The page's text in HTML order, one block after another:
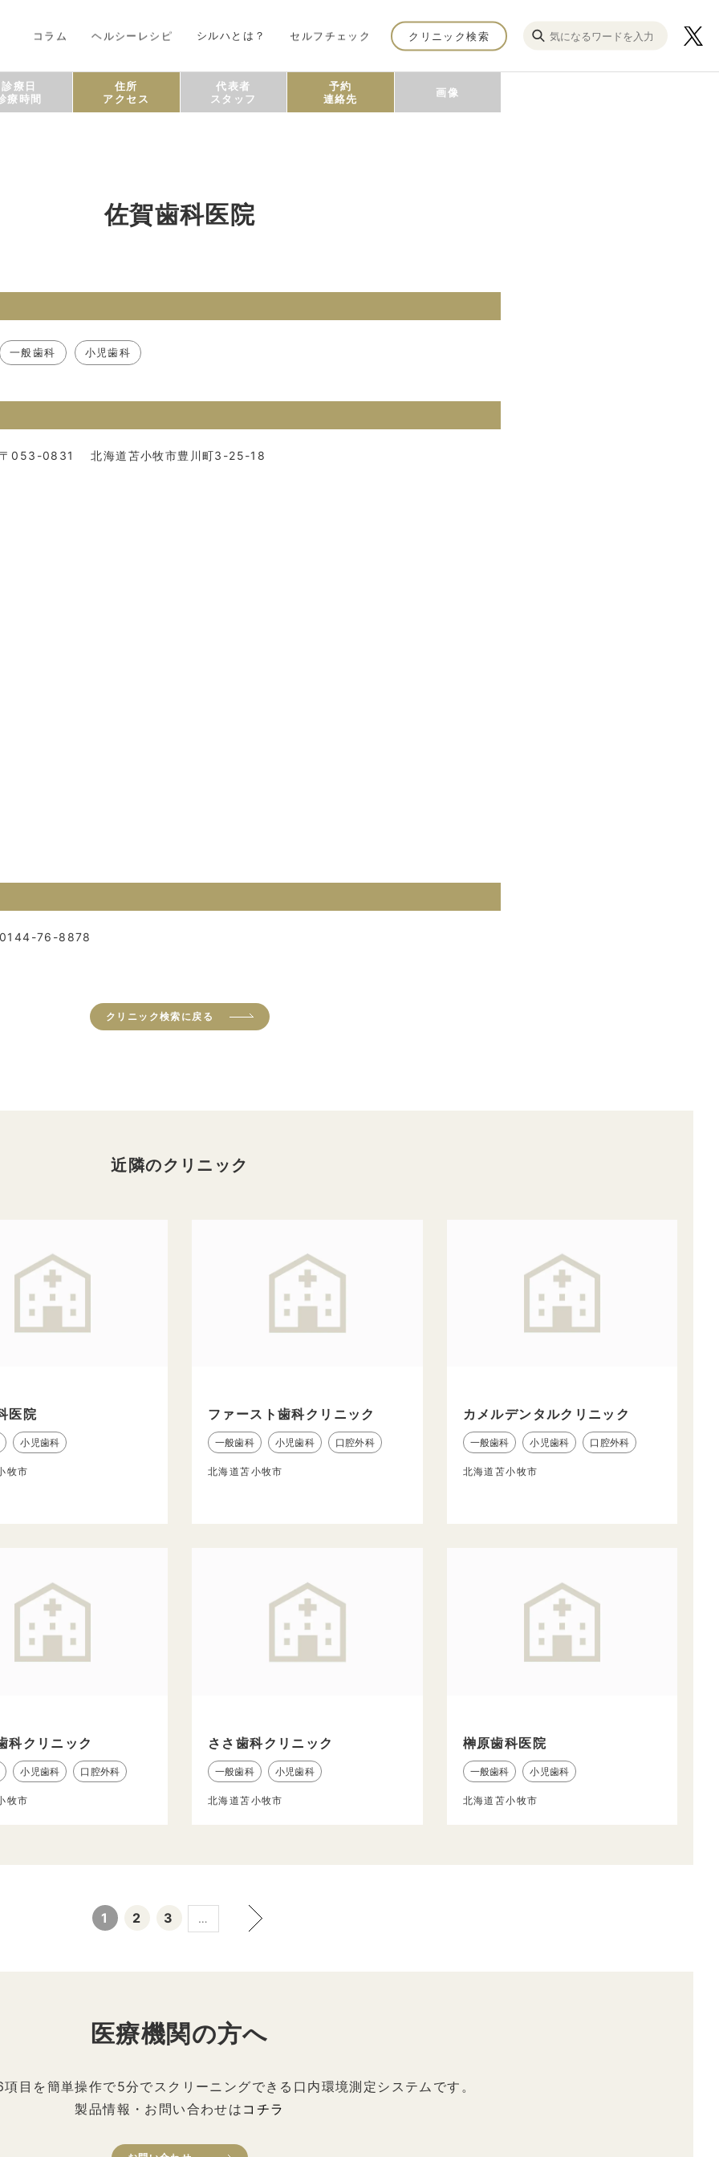
コラム ヘルシーレシピ シルハとは？ セルフチェック クリニック検索
診療日
療時間
住所
アクセス
代表者
スタッフ
予約
連絡先
画像
佐賀歯科医院
一般歯科 小児歯科
〒053-0831 北海道苫小牧市豊川町3-25-18
0144-76-8878
クリニック検索に戻る
近隣のクリニック
医院
小児歯科
牧市
ファースト歯科クリニック
一般歯科 小児歯科 口腔外科
北海道苫小牧市
カメルデンタルクリニック
一般歯科 小児歯科 口腔外科
北海道苫小牧市
科クリニック
小児歯科 口腔外科
牧市
ささ歯科クリニック
一般歯科 小児歯科
北海道苫小牧市
榊原歯科医院
一般歯科 小児歯科
北海道苫小牧市
1 2 3 …
医療機関の方へ
目を簡単操作で5分でスクリーニングできる口内環境測定システムです。
製品情報・お問い合わせは コチラ